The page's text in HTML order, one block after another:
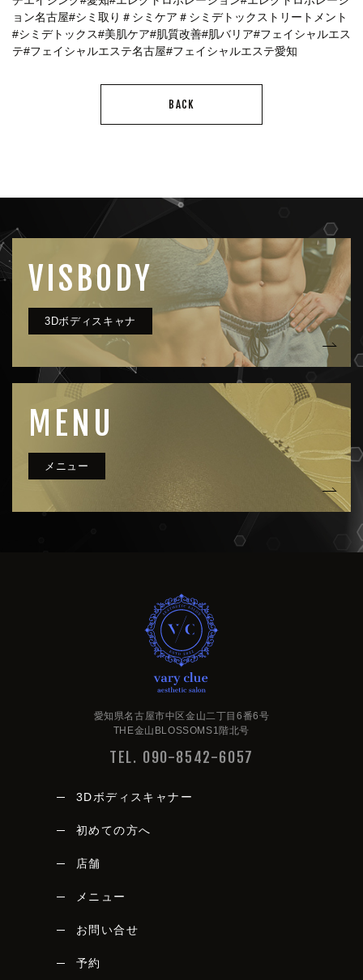
ョン名古屋#シミ取り ＃シミケア ＃シミデトックストリートメント
#シミデトックス#美肌ケア#肌質改善#肌バリア#フェイシャルエス
テ#フェイシャルエステ名古屋#フェイシャルエステ愛知
BACK
VISBODY
MENU
very clue
愛知県名古屋市中区金山二丁目6番6号
THE金山BLOSSOMS1階北号
TEL. 090-8542-6057
3Dボディスキャナー
初めての方へ
店舗
メニュー
お問い合せ
予約